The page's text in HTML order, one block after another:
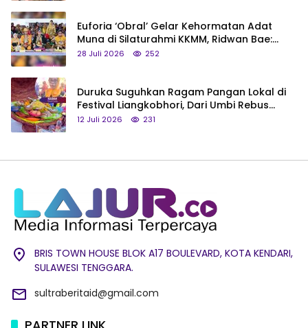
Euforia ‘Obral’ Gelar Kehormatan Adat
Muna di Silaturahmi KKMM, Ridwan Bae:
Saya Bukan Tipe Begitu, Belum Pantas!
28 Juli 2026 252
Duruka Suguhkan Ragam Pangan Lokal di
Festival Liangkobhori, Dari Umbi Rebus
hingga Tumpeng Beras Muna
12 Juli 2026 231
BRIS TOWN HOUSE BLOK A17 BOULEVARD, KOTA KENDARI,
SULAWESI TENGGARA.
sultraberitaid@gmail.com